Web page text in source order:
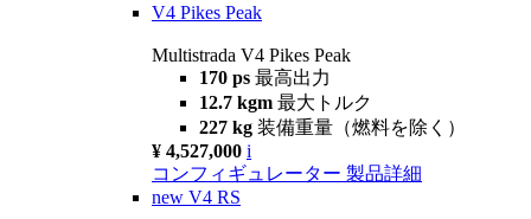
V4 Pikes Peak
Multistrada V4 Pikes Peak
170 ps 最高出力
12.7 kgm 最大トルク
227 kg 装備重量（燃料を除く）
¥ 4,527,000 i
コンフィギュレーター 製品詳細
new V4 RS